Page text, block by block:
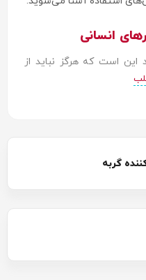
انسانی
این است که هرگز نباید از
کنید. حس بویایی گربه‌ها
با فرمولاسیون ایمن و
است.
گربه